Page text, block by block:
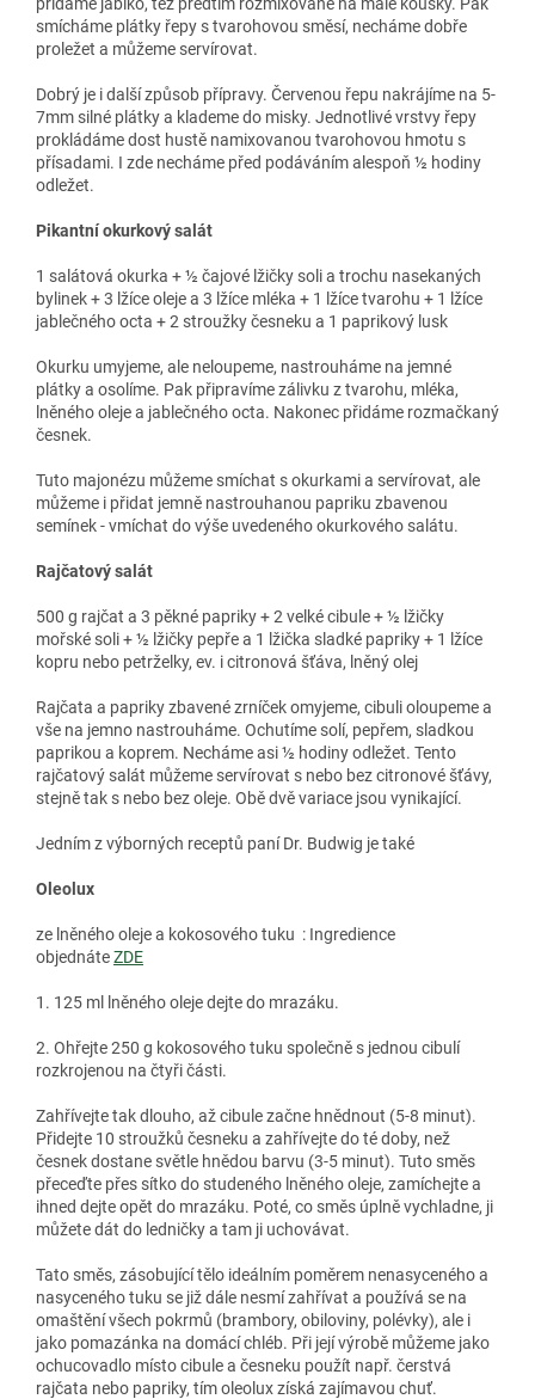
smícháme plátky řepy s tvarohovou směsí, necháme dobře
proležet a můžeme servírovat.
Dobrý je i další způsob přípravy. Červenou řepu nakrájíme na 5-
7mm silné plátky a klademe do misky. Jednotlivé vrstvy řepy
prokládáme dost hustě namixovanou tvarohovou hmotu s
přísadami. I zde necháme před podáváním alespoň ½ hodiny
odležet.
Pikantní okurkový salát
1 salátová okurka + ½ čajové lžičky soli a trochu nasekaných
bylinek + 3 lžíce oleje a 3 lžíce mléka + 1 lžíce tvarohu + 1 lžíce
jablečného octa + 2 stroužky česneku a 1 paprikový lusk
Okurku umyjeme, ale neloupeme, nastrouháme na jemné
plátky a osolíme. Pak připravíme zálivku z tvarohu, mléka,
lněného oleje a jablečného octa. Nakonec přidáme rozmačkaný
česnek.
Tuto majonézu můžeme smíchat s okurkami a servírovat, ale
můžeme i přidat jemně nastrouhanou papriku zbavenou
semínek - vmíchat do výše uvedeného okurkového salátu.
Rajčatový salát
500 g rajčat a 3 pěkné papriky + 2 velké cibule + ½ lžičky
mořské soli + ½ lžičky pepře a 1 lžička sladké papriky + 1 lžíce
kopru nebo petrželky, ev. i citronová šťáva, lněný olej
Rajčata a papriky zbavené zrníček omyjeme, cibuli oloupeme a
vše na jemno nastrouháme. Ochutíme solí, pepřem, sladkou
paprikou a koprem. Necháme asi ½ hodiny odležet. Tento
rajčatový salát můžeme servírovat s nebo bez citronové šťávy,
stejně tak s nebo bez oleje. Obě dvě variace jsou vynikající.
Jedním z výborných receptů paní Dr. Budwig je také
Oleolux
ze lněného oleje a kokosového tuku : Ingredience
objednáteZDE
1. 125 ml lněného oleje dejte do mrazáku.
2. Ohřejte 250 g kokosového tuku společně s jednou cibulí
rozkrojenou na čtyři části.
Zahřívejte tak dlouho, až cibule začne hnědnout (5-8 minut).
Přidejte 10 stroužků česneku a zahřívejte do té doby, než
česnek dostane světle hnědou barvu (3-5 minut). Tuto směs
přeceďte přes sítko do studeného lněného oleje, zamíchejte a
ihned dejte opět do mrazáku. Poté, co směs úplně vychladne, ji
můžete dát do ledničky a tam ji uchovávat.
Tato směs, zásobující tělo ideálním poměrem nenasyceného a
nasyceného tuku se již dále nesmí zahřívat a používá se na
omaštění všech pokrmů (brambory, obiloviny, polévky), ale i
jako pomazánka na domácí chléb. Při její výrobě můžeme jako
ochucovadlo místo cibule a česneku použít např. čerstvá
rajčata nebo papriky, tím oleolux získá zajímavou chuť.